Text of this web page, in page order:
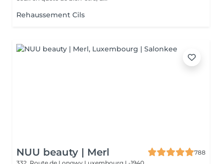
Rehaussement Cils
NUU beauty | Merl
788